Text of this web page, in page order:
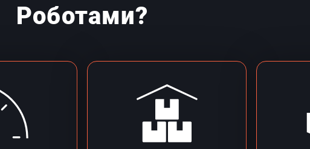
Роботами?